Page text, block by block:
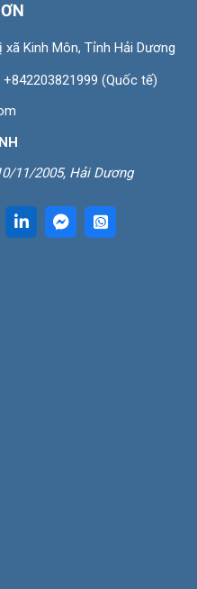
Kinh Môn, Tỉnh Hải Dương
(Quốc tế)
11/2005, Hải Dương